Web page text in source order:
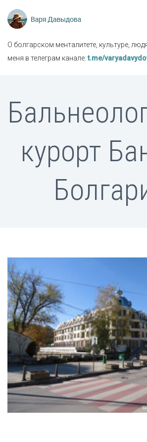
О болгарском менталитете, культуре,
меня в телеграм канале:t.me/
курорт